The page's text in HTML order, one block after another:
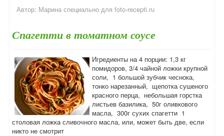
Автор: Марина специально для foto-recepti.ru
Спагетти в томатном соусе
Игредиенты на 4 порции: 1,3 кг
помидоров, 3/4 чайной ложки крупной
соли, 1 большой зубчик чеснока,
тонко нарезанный, щепотка сушеного
красного перца, небольшая горстка
листьев базилика, 50г оливкового
масла, 300г сухих спагетти 1
столовая ложка сливочного масла, или, может быть две, если
никто не смотрит